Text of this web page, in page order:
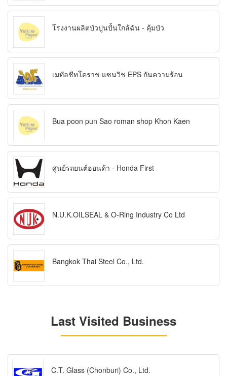
โรงงานผลิตบัวปูนปั้นใกล้ฉัน - คุ้มบัว
เมทัลชีทโคราช แซนวิช EPS กันความร้อน
Bua poon pun Sao roman shop Khon Kaen
ศูนย์รถยนต์ฮอนด้า - Honda First
N.U.K.OILSEAL & O-Ring Industry Co Ltd
Bangkok Thai Steel Co., Ltd.
Last Visited Business
C.T. Glass (Chonburi) Co., Ltd.